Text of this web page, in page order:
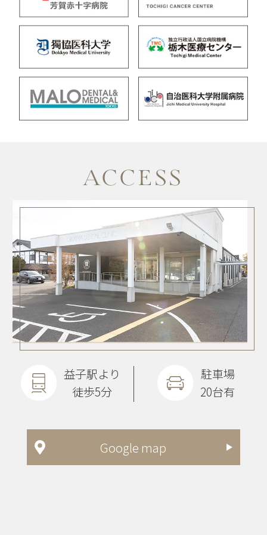
Google map
ACCESS
益子駅より
徒歩5分
駐車場
20台有